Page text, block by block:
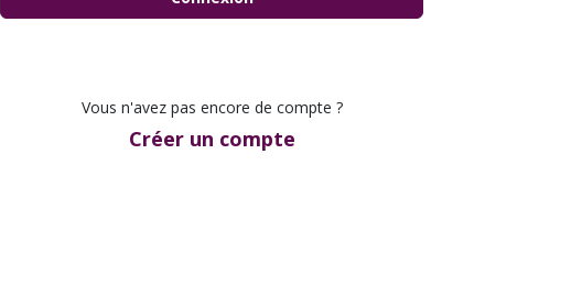
Vous n'avez pas encore de compte ?
Créer un compte